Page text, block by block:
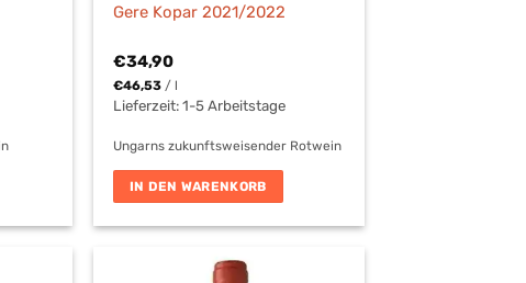
Gere Kopar 2021/2022
€34,90
€46,53/ l
Lieferzeit: 1-5 Arbeitstage
Ungarns zukunftsweisender Rotwein
IN DEN WARENKORB